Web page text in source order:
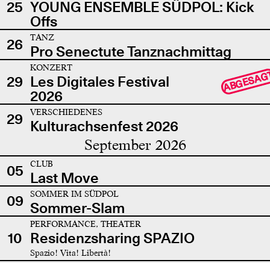
25 YOUNG ENSEMBLE SÜDPOL: Kick
Offs
26
TANZ
Pro Senectute Tanznachmittag
29
KONZERT
Les Digitales Festival
2026
29 VERSCHIEDENES
Kulturachsenfest 2026
September 2026
05 CLUB
Last Move
09
SOMMER IM SÜDPOL
Sommer-Slam
10
PERFORMANCE, THEATER
Residenzsharing SPAZIO
Spazio! Vita! Libertà!